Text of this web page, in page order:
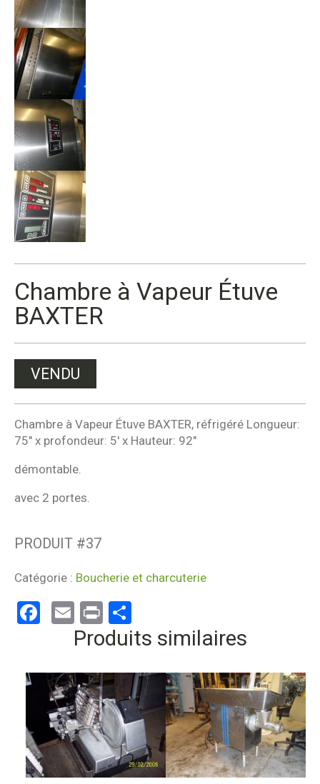
Chambre à Vapeur Étuve
BAXTER
VENDU
Chambre à Vapeur Étuve BAXTER, réfrigéré Longueur:
75″ x profondeur: 5′ x Hauteur: 92″
démontable.
avec 2 portes.
PRODUIT #37
Catégorie : Boucherie et charcuterie
Facebook
EmailPrint
Produits similaires